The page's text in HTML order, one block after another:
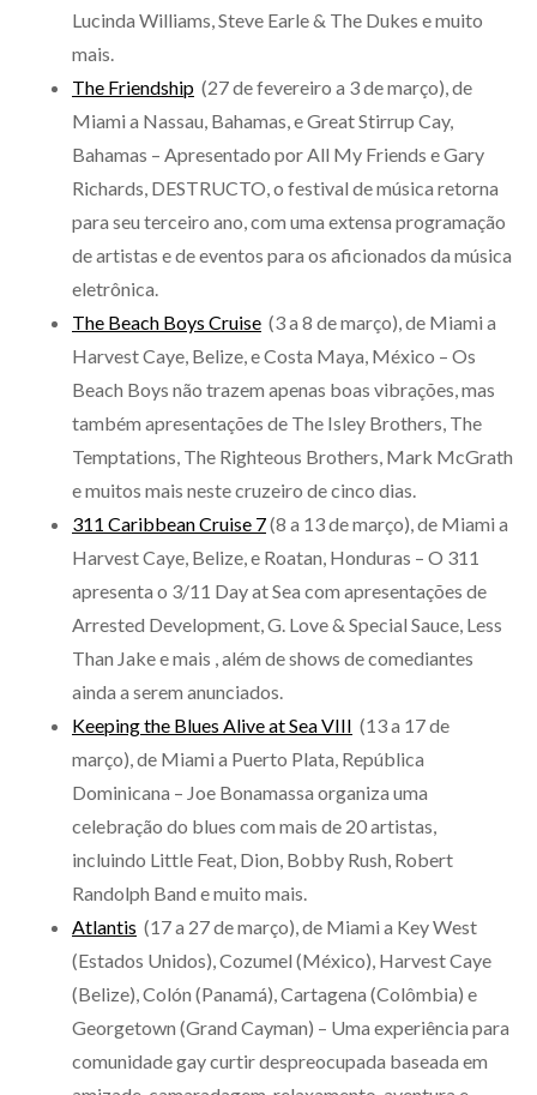
Lucinda Williams, Steve Earle & The Dukes e muito
mais.
The Friendship (27 de fevereiro a 3 de março), de
Miami a Nassau, Bahamas, e Great Stirrup Cay,
Bahamas – Apresentado por All My Friends e Gary
Richards, DESTRUCTO, o festival de música retorna
para seu terceiro ano, com uma extensa programação
de artistas e de eventos para os aficionados da música
eletrônica.
The Beach Boys Cruise (3 a 8 de março), de Miami a
Harvest Caye, Belize, e Costa Maya, México – Os
Beach Boys não trazem apenas boas vibrações, mas
também apresentações de The Isley Brothers, The
Temptations, The Righteous Brothers, Mark McGrath
e muitos mais neste cruzeiro de cinco dias.
311 Caribbean Cruise 7(8 a 13 de março), de Miami a
Harvest Caye, Belize, e Roatan, Honduras – O 311
apresenta o 3/11 Day at Sea com apresentações de
Arrested Development, G. Love & Special Sauce, Less
Than Jake e mais , além de shows de comediantes
ainda a serem anunciados.
Keeping the Blues Alive at Sea VIII (13 a 17 de
março), de Miami a Puerto Plata, República
Dominicana – Joe Bonamassa organiza uma
celebração do blues com mais de 20 artistas,
incluindo Little Feat, Dion, Bobby Rush, Robert
Randolph Band e muito mais.
Atlantis (17 a 27 de março), de Miami a Key West
(Estados Unidos), Cozumel (México), Harvest Caye
(Belize), Colón (Panamá), Cartagena (Colômbia) e
Georgetown (Grand Cayman) – Uma experiência para
comunidade gay curtir despreocupada baseada em